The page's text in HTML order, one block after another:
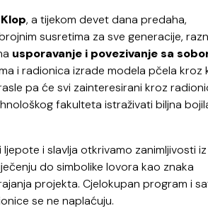
, a tijekom devet dana predaha,
susretima za sve generacije,
usporavanje i povezivanje sa
i radionica izrade modela pčela kroz
pa će svi zainteresirani kroz
fakulteta istraživati biljna
i slavlja otkrivamo zanimljivosti iz
do simbolike lovora kao znaka
projekta. Cjelokupan program i
se ne naplaćuju.